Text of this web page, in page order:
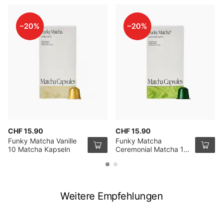
–20%
CHF 15.90
Funky Matcha Vanille
10 Matcha Kapseln
–20%
CHF 15.90
Funky Matcha
Ceremonial Matcha 10
Weitere Empfehlungen